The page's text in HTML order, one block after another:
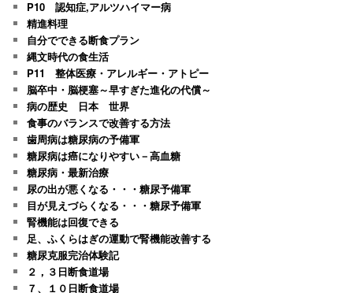
P10 認知症,アルツハイマー病
精進料理
自分でできる断食プラン
縄文時代の食生活
P11 整体医療・アレルギー・アトピー
脳卒中・脳梗塞～早すぎた進化の代償～
病の歴史 日本 世界
食事のバランスで改善する方法
歯周病は糖尿病の予備軍
糖尿病は癌になりやすい－高血糖
糖尿病・最新治療
尿の出が悪くなる・・・糖尿予備軍
目が見えづらくなる・・・糖尿予備軍
腎機能は回復できる
足、ふくらはぎの運動で腎機能改善する
糖尿克服完治体験記
２，３日断食道場
７、１０日断食道場